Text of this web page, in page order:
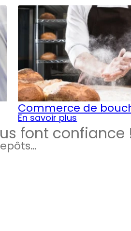
Commerce de
En savoir plus
font confiance